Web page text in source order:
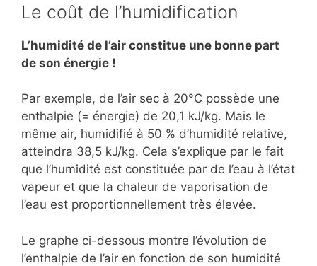
Le coût de l’humidification
L’humidité de l’air constitue une bonne part
de son énergie !
Par exemple, de l’air sec à 20°C possède une
enthalpie (= énergie) de 20,1 kJ/kg. Mais le
même air, humidifié à 50 % d’humidité relative,
atteindra 38,5 kJ/kg. Cela s’explique par le fait
que l’humidité est constituée par de l’eau à l’état
vapeur et que la chaleur de vaporisation de
l’eau est proportionnellement très élevée.
Le graphe ci-dessous montre l’évolution de
l’enthalpie de l’air en fonction de son humidité